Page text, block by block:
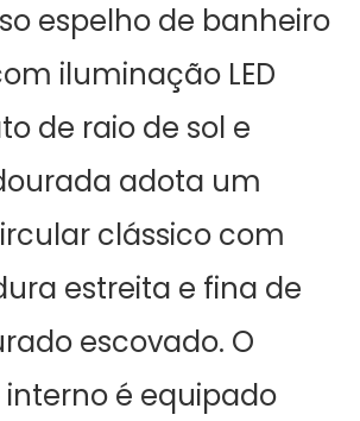
espelho de banheiro
iluminação LED
de raio de sol e
adota um
clássico com
estreita e fina de
escovado. O
é equipado